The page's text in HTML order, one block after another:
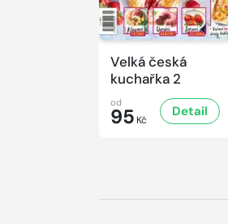
Velká česká
kuchařka 2
od
95 Kč
Detail